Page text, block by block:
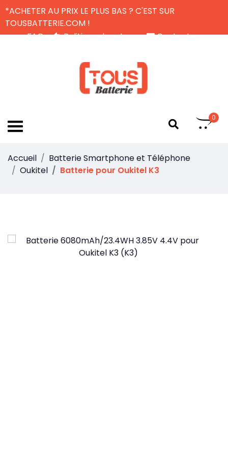
*ACHETER AU PRIX LE PLUS BAS ? C'EST SUR
TOUSBATTERIE.COM !
FAQ
Politique de retour
Contactez-nous
0
Accueil
Batterie Smartphone et Téléphone
Oukitel
Batterie pour Oukitel K3